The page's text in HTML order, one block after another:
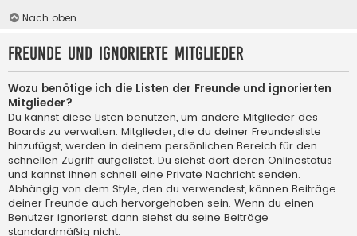
Nach oben
Freunde und ignorierte Mitglieder
Wozu benötige ich die Listen der Freunde und ignorierten
Mitglieder?
Du kannst diese Listen benutzen, um andere Mitglieder des
Boards zu verwalten. Mitglieder, die du deiner Freundesliste
hinzufügst, werden in deinem persönlichen Bereich für den
schnellen Zugriff aufgelistet. Du siehst dort deren Onlinestatus
und kannst ihnen schnell eine Private Nachricht senden.
Abhängig von dem Style, den du verwendest, können Beiträge
deiner Freunde auch hervorgehoben sein. Wenn du einen
Benutzer ignorierst, dann siehst du seine Beiträge
standardmäßig nicht.